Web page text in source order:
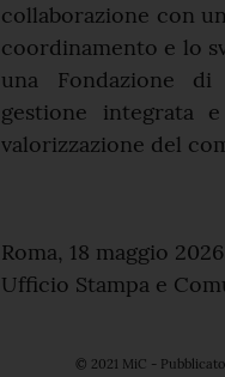
collaborazione con
coordinamento e lo
una Fondazione
gestione integrata
valorizzazione del
Roma, 18 maggio 2026
Ufficio Stampa e
© 2021 MiC -